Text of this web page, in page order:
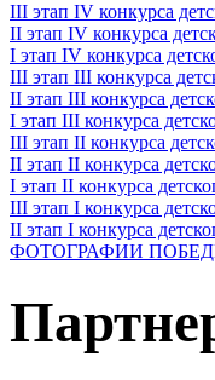
III этап IV конкурса
II этап IV конкурса
I этап IV конкурса
III этап III конкурса
II этап III конкурса
I этап III конкурса
III этап II конкурса
II этап II конкурса
I этап II конкурса
III этап I конкурса
II этап I конкурса
ФОТОГРАФИИ